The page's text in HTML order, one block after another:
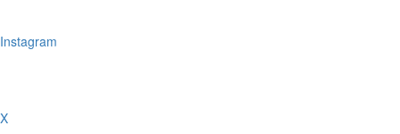
Instagram
X